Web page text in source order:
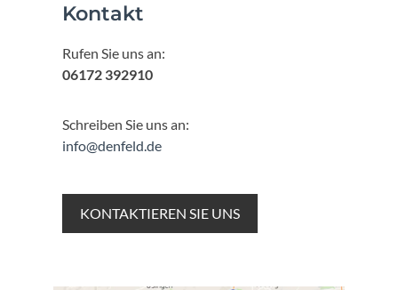
Kontakt
Rufen Sie uns an:
06172 392910
Schreiben Sie uns an:
info@denfeld.de
KONTAKTIEREN SIE UNS